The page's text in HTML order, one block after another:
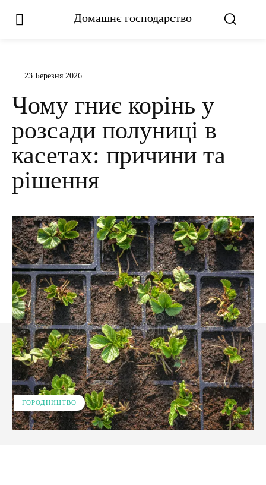
Домашнє господарство
23 Березня 2026
Чому гниє корінь у
розсади полуниці в
касетах: причини та
рішення
ГОРОДНИЦТВО